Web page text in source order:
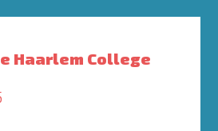
Haarlem College